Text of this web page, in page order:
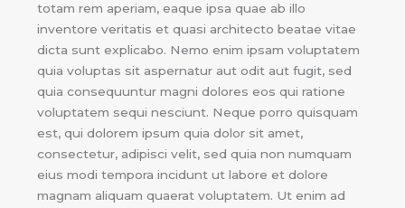
totam rem aperiam, eaque ipsa quae ab illo
inventore veritatis et quasi architecto beatae vitae
dicta sunt explicabo. Nemo enim ipsam voluptatem
quia voluptas sit aspernatur aut odit aut fugit, sed
quia consequuntur magni dolores eos qui ratione
voluptatem sequi nesciunt. Neque porro quisquam
est, qui dolorem ipsum quia dolor sit amet,
consectetur, adipisci velit, sed quia non numquam
eius modi tempora incidunt ut labore et dolore
magnam aliquam quaerat voluptatem. Ut enim ad